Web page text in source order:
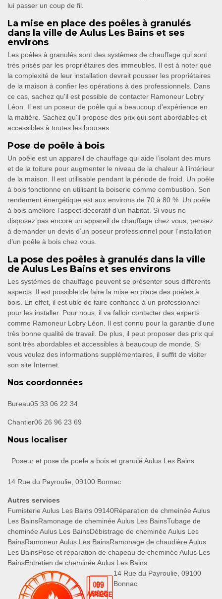
lui passer un coup de fil.
La mise en place des poêles à granulés
dans la ville de Aulus Les Bains et ses
environs
Les poêles à granulés sont des systèmes de chauffage qui sont
très prisés par les propriétaires des immeubles. Il est à noter que
la complexité de leur installation devrait pousser les propriétaires
de la maison à confier les opérations à des professionnels. Dans
ce cas, sachez qu'il est possible de contacter Ramoneur Lobry
Léon. Il est un poseur de poêle qui a beaucoup d'expérience en
la matière. Sachez qu'il propose des prix qui sont abordables et
accessibles à toutes les bourses.
Pose de poêle à bois
Un poêle est un appareil de chauffage qui aide l’isolant des murs
et de la toiture pour augmenter le niveau de la chaleur à l’intérieur
de la maison. Il est utilisable pendant la période de froid. Un poêle
à bois fonctionne en utilisant la boiserie comme combustion. Son
rendement énergétique est aux environs de 70 à 80 %. Un poêle
à bois améliore l’aspect décoratif d’un habitat. Si vous ne
disposez pas encore un appareil de chauffage chez vous, pensez
à demander un devis d’un poseur professionnel pour l’installation
d’un poêle à bois chez vous.
La pose des poêles à granulés dans la ville
de Aulus Les Bains et ses environs
Les systèmes de chauffage peuvent se présenter sous différents
aspects. Il est possible de faire la mise en place des poêles à
bois. En effet, il est utile de faire confiance à un professionnel
pour les installer. Pour nous, il va falloir contacter des experts
comme Ramoneur Lobry Léon. Il est connu pour la garantie d'une
très bonne qualité de travail. De plus, il peut proposer des prix qui
sont très abordables et accessibles à beaucoup de monde. Si
vous voulez des informations supplémentaires, il suffit de visiter
son site Internet.
Nos coordonnées
Bureau05 33 06 22 34
Chantier06 26 96 23 69
Nous localiser
Poseur et pose de poele a bois et granulé Aulus Les Bains
14 Rue du Payroulie, 09100 Bonnac
Autres services
Fumisterie Aulus Les Bains 09140Réparation de chmeinée Aulus
Les BainsRamonage de cheminée Aulus Les BainsTubage de
cheminée Aulus Les BainsDébistrage de cheminée Aulus Les
BainsRamoneur Aulus Les BainsRamonage de chaudière Aulus
Les BainsPose et réparation de chapeau de cheminée Aulus Les
BainsEntretien de cheminée Aulus Les Bains
14 Rue du Payroulie, 09100
Bonnac